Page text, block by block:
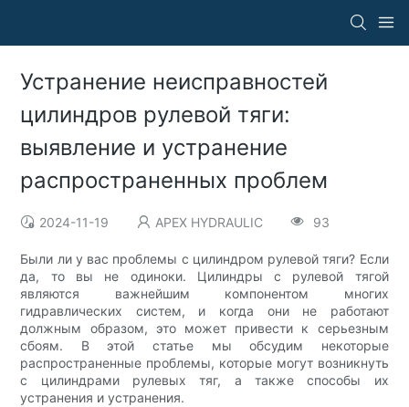
Устранение неисправностей
цилиндров рулевой тяги:
выявление и устранение
распространенных проблем
2024-11-19 APEX HYDRAULIC 93
Были ли у вас проблемы с цилиндром рулевой тяги? Если
да, то вы не одиноки. Цилиндры с рулевой тягой
являются важнейшим компонентом многих
гидравлических систем, и когда они не работают
должным образом, это может привести к серьезным
сбоям. В этой статье мы обсудим некоторые
распространенные проблемы, которые могут возникнуть
с цилиндрами рулевых тяг, а также способы их
устранения и устранения.